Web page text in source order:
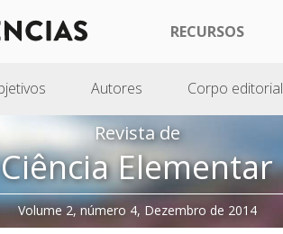
RECURSOS
Autores Corpo editorial
Revista de
Ciência Elementar
Volume 2, número 4, Dezembro de 2014